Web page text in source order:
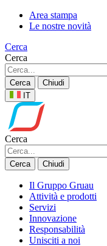
Area stampa
Le nostre novità
Cerca
Cerca
Cerca
Chiudi
IT
Cerca
Cerca Chiudi
Il Gruppo Gruau
Attività e prodotti
Servizi
Innovazione
Responsabilità
Unisciti a noi